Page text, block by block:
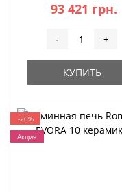
93 421 грн.
- +
КУПИТЬ
-20%
Акция